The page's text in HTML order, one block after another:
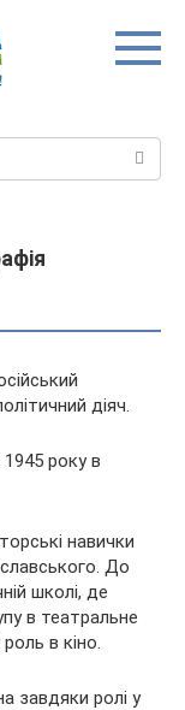
діяч.
року в
навички
До
школі, де
в театральне
в кіно.
завдяки ролі у